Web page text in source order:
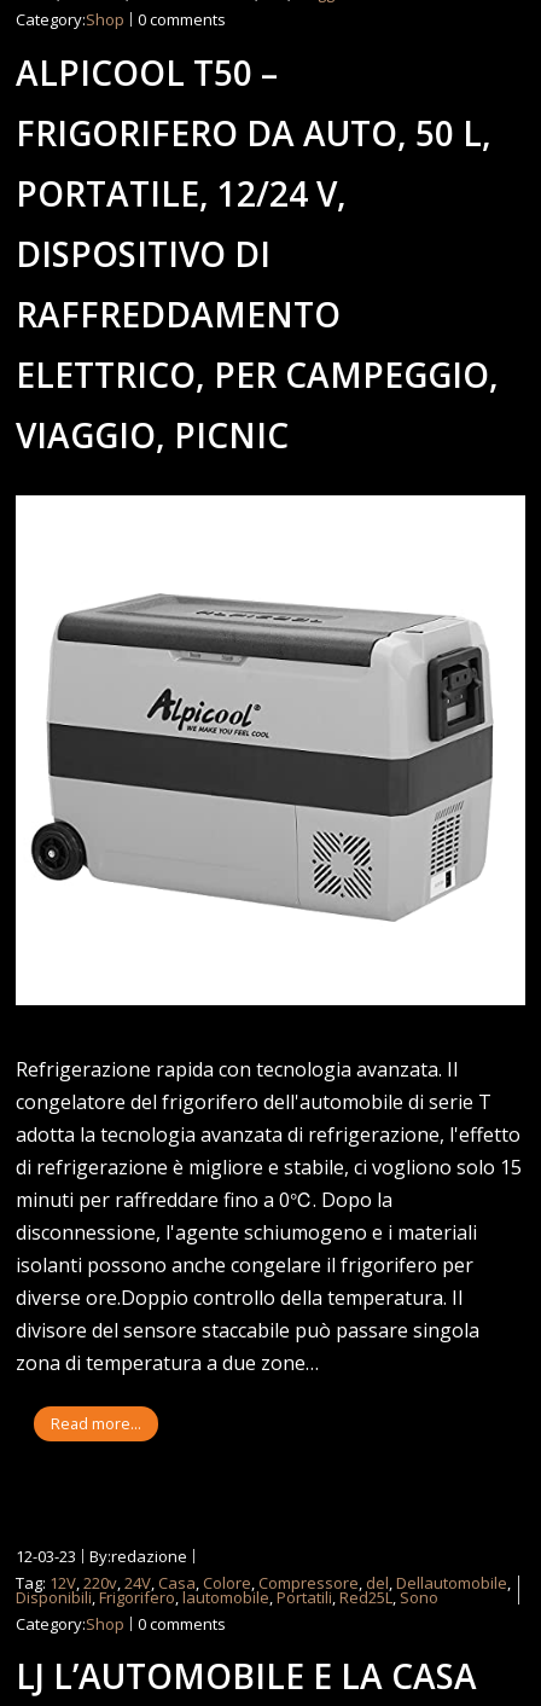
Category:Shop 0 comments
ALPICOOL T50 –
FRIGORIFERO DA AUTO, 50 L,
PORTATILE, 12/24 V,
DISPOSITIVO DI
RAFFREDDAMENTO
ELETTRICO, PER CAMPEGGIO,
VIAGGIO, PICNIC
Refrigerazione rapida con tecnologia avanzata. Il
congelatore del frigorifero dell'automobile di serie T
adotta la tecnologia avanzata di refrigerazione, l'effetto
di refrigerazione è migliore e stabile, ci vogliono solo 15
minuti per raffreddare fino a 0℃. Dopo la
disconnessione, l'agente schiumogeno e i materiali
isolanti possono anche congelare il frigorifero per
diverse ore.Doppio controllo della temperatura. Il
divisore del sensore staccabile può passare singola
zona di temperatura a due zone…
Read more...
12-03-23
By:redazione
Tag: 12V ,220v ,24V Casa Colore Compressore del ,Dellautomobile
Disponibili ,Frigorifero ,lautomobile ,Portatili ,Red25L Sono
Category:Shop 0 comments
LJ L’AUTOMOBILE E LA CASA